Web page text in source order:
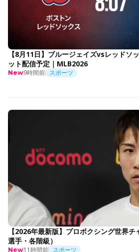
【8月11日】ブルージェイズvsレッドソ
ット配信予定｜MLB2026
New9時間前 スポーツ
【2026年最新版】プロボクシング世界
選手・各階級）
New11時間前 スポーツ